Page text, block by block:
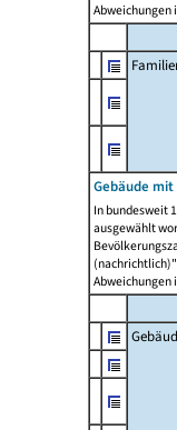
Abweichungen
Gebäude
In bundesweit
ausgewählt
Abweichungen